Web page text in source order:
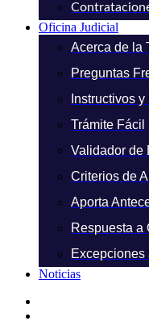
Oficina Judicial
Acerca de la
Preguntas
Instructivos
Trámite Fácil
Validador de
Criterios de
Aporta
Respuesta a
Excepciones
Noticias